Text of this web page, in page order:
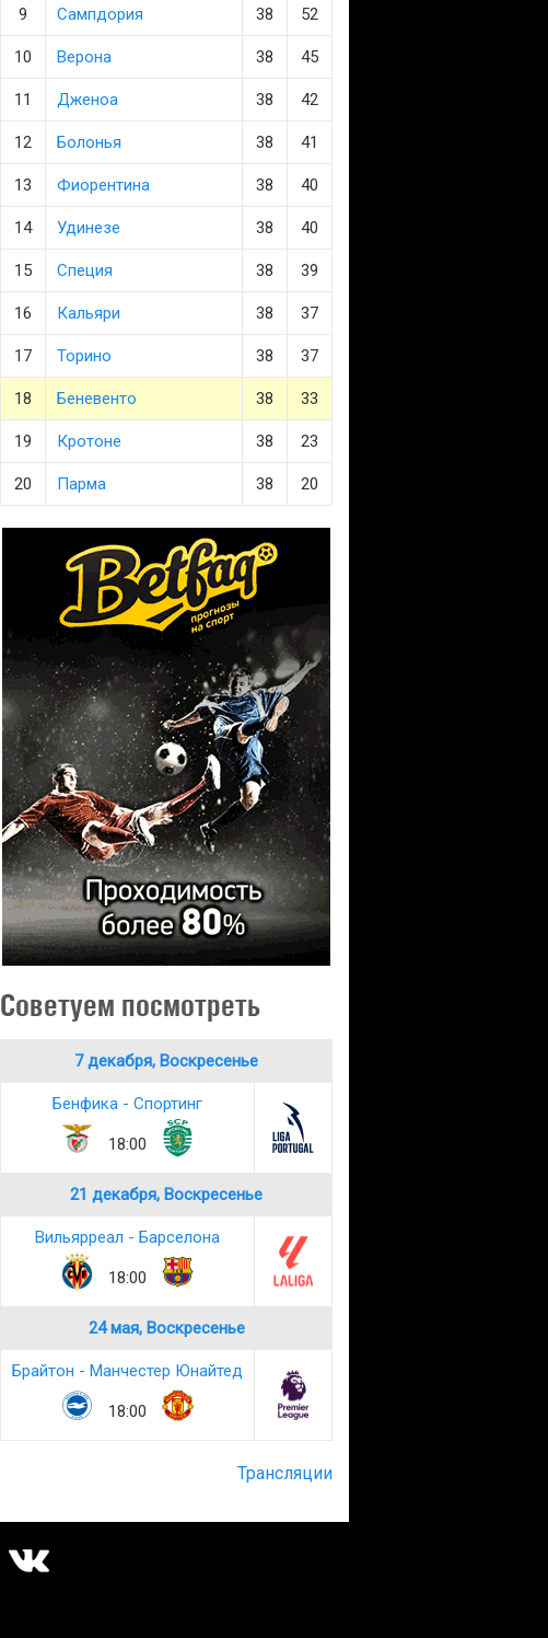
9 Сампдория 38 52
10 Верона 38 45
11 Дженоа 38 42
12 Болонья 38 41
13 Фиорентина 38 40
14 Удинезе 38 40
15 Специя 38 39
16 Кальяри 38 37
17 Торино 38 37
18 Беневенто 38 33
19 Кротоне 38 23
20 Парма 38 20
Советуем посмотреть
7 декабря, Воскресенье
Бенфика - Спортинг
18:00
21 декабря, Воскресенье
Вильярреал - Барселона
18:00
24 мая, Воскресенье
Брайтон - Манчестер Юнайтед
18:00
Трансляции